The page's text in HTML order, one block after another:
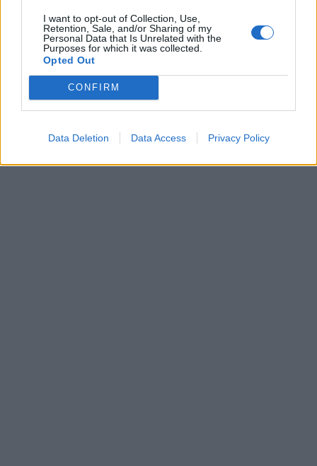
I want to opt-out of Collection, Use,
Retention, Sale, and/or Sharing of my
Personal Data that Is Unrelated with the
Purposes for which it was collected.
Opted Out
CONFIRM
Data Deletion Data Access Privacy Policy